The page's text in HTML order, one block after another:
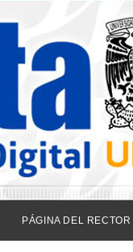
PÁGINA DEL RECTOR